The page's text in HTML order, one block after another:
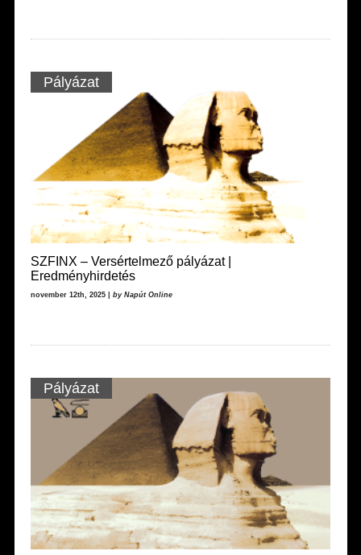
Pályázat
SZFINX – Versértelmező pályázat |
Eredményhirdetés
november 12th, 2025 | by Napút Online
Pályázat